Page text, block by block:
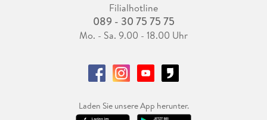
Filialhotline
089 - 30 75 75 75
Mo. - Sa. 9.00 - 18.00 Uhr
Laden Sie unsere App herunter.